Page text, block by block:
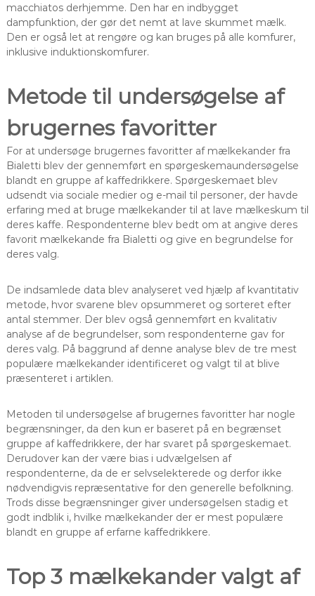
macchiatos derhjemme. Den har en indbygget
dampfunktion, der gør det nemt at lave skummet mælk.
Den er også let at rengøre og kan bruges på alle komfurer,
inklusive induktionskomfurer.
Metode til undersøgelse af
brugernes favoritter
For at undersøge brugernes favoritter af mælkekander fra
Bialetti blev der gennemført en spørgeskemaundersøgelse
blandt en gruppe af kaffedrikkere. Spørgeskemaet blev
udsendt via sociale medier og e-mail til personer, der havde
erfaring med at bruge mælkekander til at lave mælkeskum til
deres kaffe. Respondenterne blev bedt om at angive deres
favorit mælkekande fra Bialetti og give en begrundelse for
deres valg.
De indsamlede data blev analyseret ved hjælp af kvantitativ
metode, hvor svarene blev opsummeret og sorteret efter
antal stemmer. Der blev også gennemført en kvalitativ
analyse af de begrundelser, som respondenterne gav for
deres valg. På baggrund af denne analyse blev de tre mest
populære mælkekander identificeret og valgt til at blive
præsenteret i artiklen.
Metoden til undersøgelse af brugernes favoritter har nogle
begrænsninger, da den kun er baseret på en begrænset
gruppe af kaffedrikkere, der har svaret på spørgeskemaet.
Derudover kan der være bias i udvælgelsen af
respondenterne, da de er selvselekterede og derfor ikke
nødvendigvis repræsentative for den generelle befolkning.
Trods disse begrænsninger giver undersøgelsen stadig et
godt indblik i, hvilke mælkekander der er mest populære
blandt en gruppe af erfarne kaffedrikkere.
Top 3 mælkekander valgt af